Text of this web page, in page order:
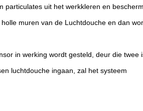
uit het werkkleren en
muren van de Luchtdouche en dan
in werking wordt gesteld, deur die twee
luchtdouche ingaan, zal het systeem